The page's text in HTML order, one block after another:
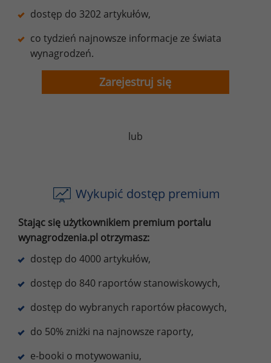
dostęp do 3202 artykułów,
co tydzień najnowsze informacje ze świata
wynagrodzeń.
Zarejestruj się
lub
Wykupić dostęp premium
Stając się użytkownikiem premium portalu
wynagrodzenia.pl otrzymasz:
dostęp do 4000 artykułów,
dostęp do 840 raportów stanowiskowych,
dostęp do wybranych raportów płacowych,
do 50% zniżki na najnowsze raporty,
e-booki o motywowaniu,